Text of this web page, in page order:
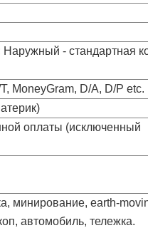
- стандартная
MoneyGram, D/A, D/P etc.
оплаты (исключенный
минирование, earth-
автомобиль, тележка.